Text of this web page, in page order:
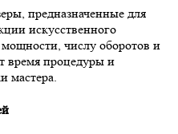
предназначенные для
искусственного
числу оборотов и
время процедуры и
мастера.